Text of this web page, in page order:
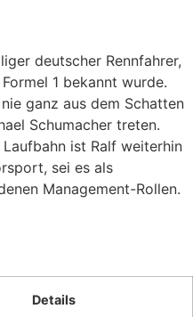
deutscher Rennfahrer,
1 bekannt wurde.
ganz aus dem Schatten
Schumacher treten.
ist Ralf weiterhin
sei es als
Management-Rollen.
Details